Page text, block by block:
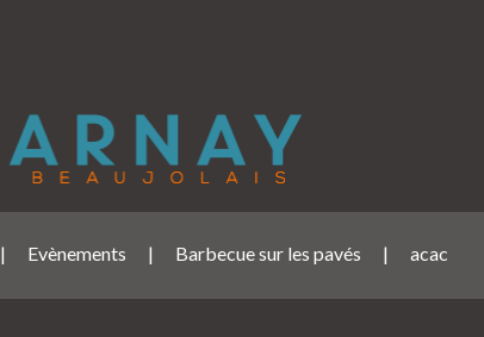
| Evènements | Barbecue sur les pavés | acac